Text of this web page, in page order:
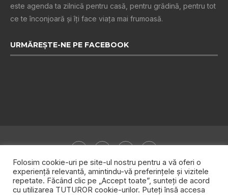
este agenda ta zilnică pentru casă, pentru grădină, pentru tot
ce te înconjoară şi îţi face viaţa mai frumoasă.
URMĂREȘTE-NE PE FACEBOOK
Despre noi Publicitate
Politica de confidențialitate
Folosim cookie-uri pe site-ul nostru pentru a vă oferi o
experiență relevantă, amintindu-vă preferințele și vizitele
repetate. Făcând clic pe „Accept toate”, sunteți de acord
cu utilizarea TUTUROR cookie-urilor. Puteți însă accesa